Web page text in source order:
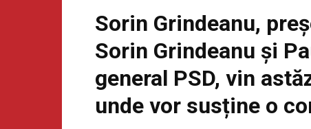
Sorin Grindeanu,
Sorin Grindeanu și
general PSD, vin
unde vor susține o